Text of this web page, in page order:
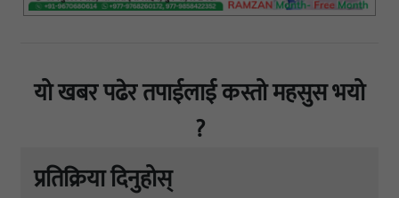
यो खबर पढेर तपाईलाई कस्तो महसुस भयो
?
प्रतिक्रिया दिनुहोस्